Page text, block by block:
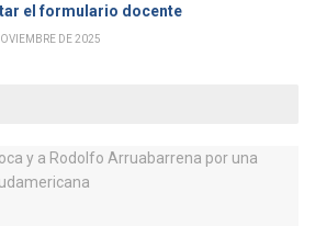
el formulario docente
DE 2025